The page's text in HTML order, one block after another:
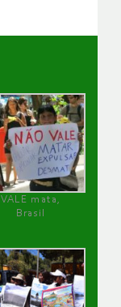
VALE mata,
Brasil